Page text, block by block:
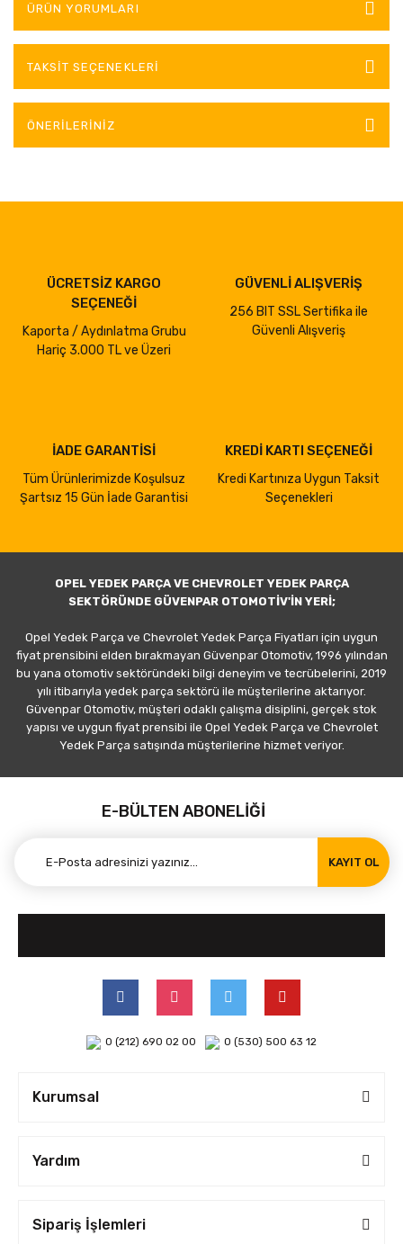
ÜRÜN YORUMLARI
TAKSIT SEÇENEKLERI
ÖNERILERINIZ
ÜCRETSİZ KARGO
SEÇENEĞİ
Kaporta / Aydınlatma Grubu
Hariç 3.000 TL ve Üzeri
GÜVENLİ ALIŞVERİŞ
256 BIT SSL Sertifika ile
Güvenli Alışveriş
İADE GARANTİSİ
Tüm Ürünlerimizde Koşulsuz
Şartsız 15 Gün İade Garantisi
KREDİ KARTI SEÇENEĞİ
Kredi Kartınıza Uygun Taksit
Seçenekleri
OPEL YEDEK PARÇA VE CHEVROLET YEDEK PARÇA
SEKTÖRÜNDE GÜVENPAR OTOMOTİV'İN YERİ;
Opel Yedek Parça ve Chevrolet Yedek Parça Fiyatları için uygun
fiyat prensibini elden bırakmayan Güvenpar Otomotiv, 1996 yılından
bu yana otomotiv sektöründeki bilgi deneyim ve tecrübelerini, 2019
yılı itibarıyla yedek parça sektörü ile müşterilerine aktarıyor.
Güvenpar Otomotiv, müşteri odaklı çalışma disiplini, gerçek stok
yapısı ve uygun fiyat prensibi ile Opel Yedek Parça ve Chevrolet
Yedek Parça satışında müşterilerine hizmet veriyor.
E-BÜLTEN ABONELİĞİ
KAYIT OL
0 (212) 690 02 00 0 (530) 500 63 12
Kurumsal
Yardım
Sipariş İşlemleri